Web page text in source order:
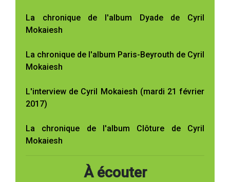
La chronique de l'album Dyade de Cyril
Mokaiesh
La chronique de l'album Paris-Beyrouth de Cyril
Mokaiesh
L'interview de Cyril Mokaiesh (mardi 21 février
2017)
La chronique de l'album Clôture de Cyril
Mokaiesh
À écouter